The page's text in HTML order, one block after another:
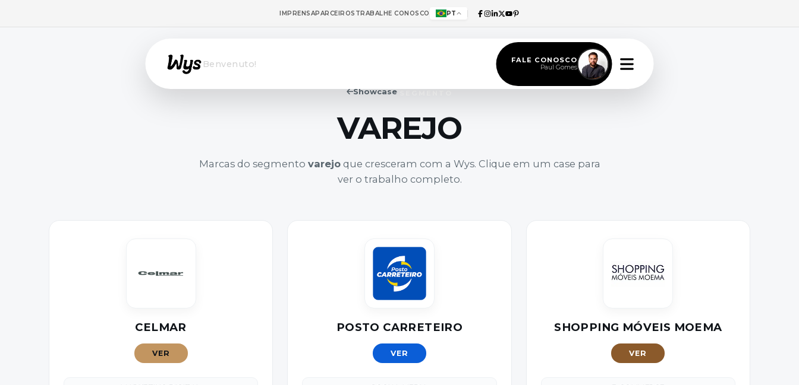
IMPRENSAPARCEIROS TRABALHE CONOSCO PT
Willkommen! FALE CONOSCO
Paul Gomes
Showcase
VAREJO
Marcas do segmento varejoque cresceram com a Wys. Clique em um case para
ver o trabalho completo.
CELMAR
VER
POSTO CARRETEIRO
VER
SHOPPING MÓVEIS MOEMA
VER